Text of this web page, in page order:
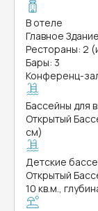
В отеле
Главное
Рестораны: 2
Бары: 3
Конференц-
Бассейны для
Открытый
см)
Детские
Открытый
10 кв.м.,